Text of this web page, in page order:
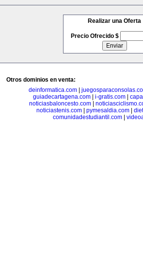
Realizar una Oferta
Precio Ofrecido $
Otros dominios en venta:
deinformatica.com
guiadecartagena.com| i-gratis.com|
noticiasbaloncesto.com
noticiastenis.com
pymesaldia.com
comunidadestudiantil.com